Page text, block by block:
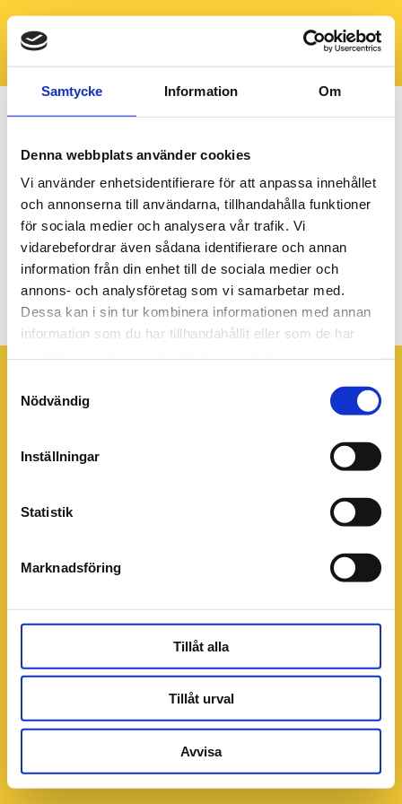
Samtycke Information Om
Denna webbplats använder cookies
Vi använder enhetsidentifierare för att anpassa innehållet
och annonserna till användarna, tillhandahålla funktioner
för sociala medier och analysera vår trafik. Vi
vidarebefordrar även sådana identifierare och annan
information från din enhet till de sociala medier och
annons- och analysföretag som vi samarbetar med.
Dessa kan i sin tur kombinera informationen med annan
information som du har tillhandahållit eller som de har
Nödvändig
Inställningar
Statistik
Marknadsföring
Tillåt alla
Tillåt urval
Avvisa
Hero_v37-38_1920x640px (1)